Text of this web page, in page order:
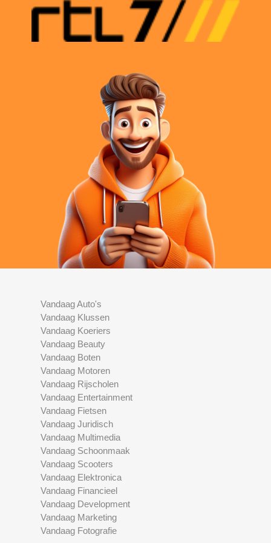
Vandaag Auto's
Vandaag Klussen
Vandaag Koeriers
Vandaag Beauty
Vandaag Boten
Vandaag Motoren
Vandaag Rijscholen
Vandaag Entertainment
Vandaag Fietsen
Vandaag Juridisch
Vandaag Multimedia
Vandaag Schoonmaak
Vandaag Scooters
Vandaag Elektronica
Vandaag Financieel
Vandaag Development
Vandaag Marketing
Vandaag Fotografie